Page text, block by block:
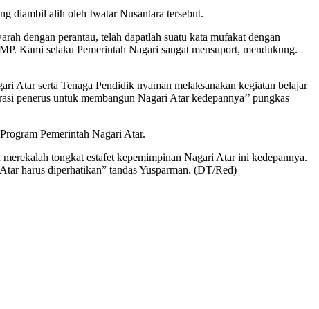
diambil alih oleh Iwatar Nusantara tersebut.
dengan perantau, telah dapatlah suatu kata mufakat dengan
Kami selaku Pemerintah Nagari sangat mensuport, mendukung.
Atar serta Tenaga Pendidik nyaman melaksanakan kegiatan belajar
penerus untuk membangun Nagari Atar kedepannya’’ pungkas
Pemerintah Nagari Atar.
tongkat estafet kepemimpinan Nagari Atar ini kedepannya.
harus diperhatikan” tandas Yusparman. (DT/Red)